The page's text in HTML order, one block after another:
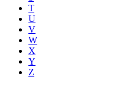
T
U
V
W
X
Y
Z